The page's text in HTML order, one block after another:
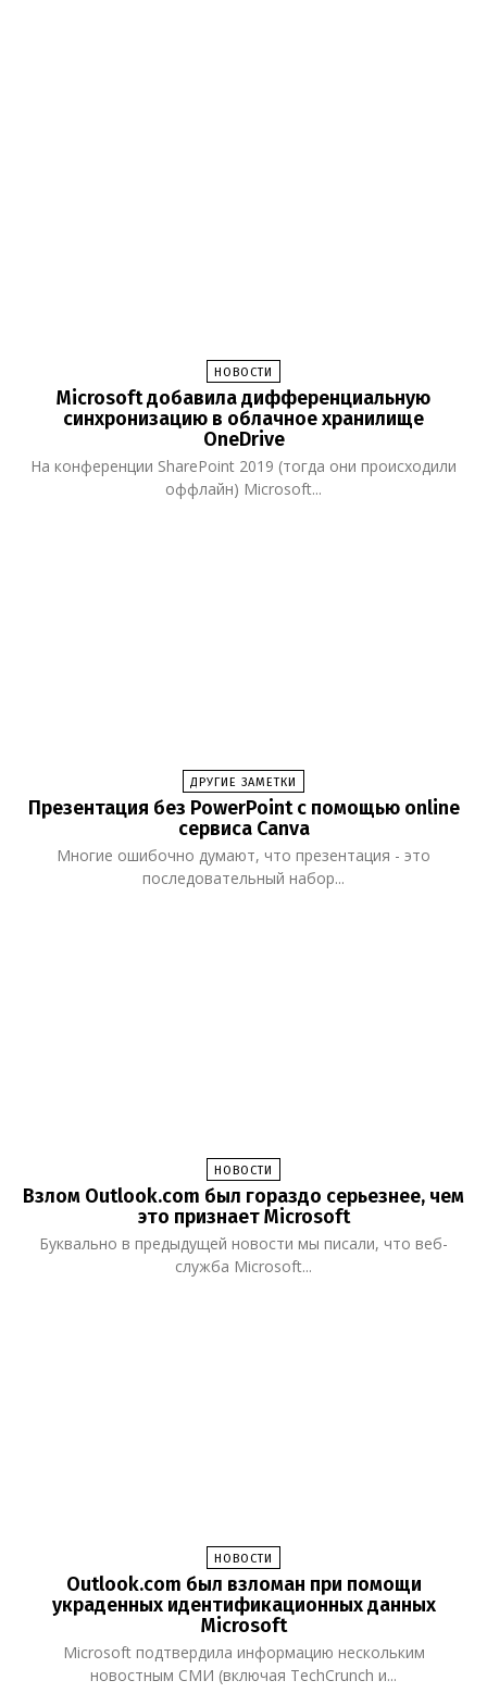
НОВОСТИ
Microsoft добавила дифференциальную
синхронизацию в облачное хранилище
OneDrive
На конференции SharePoint 2019 (тогда они происходили
оффлайн) Microsoft...
ДРУГИЕ ЗАМЕТКИ
Презентация без PowerPoint с помощью online
сервиса Canva
Многие ошибочно думают, что презентация - это
последовательный набор...
НОВОСТИ
Взлом Outlook.com был гораздо серьезнее, чем
это признает Microsoft
Буквально в предыдущей новости мы писали, что веб-
служба Microsoft...
НОВОСТИ
Outlook.com был взломан при помощи
украденных идентификационных данных
Microsoft
Microsoft подтвердила информацию нескольким
новостным СМИ (включая TechCrunch и...